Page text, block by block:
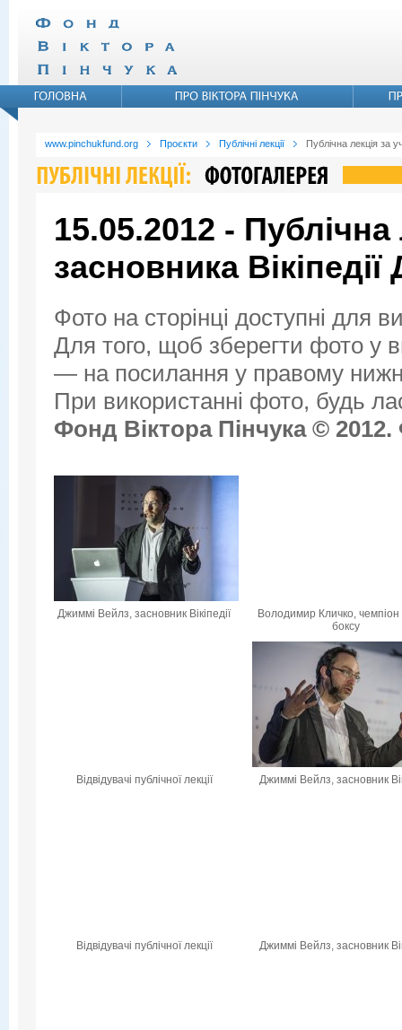
www.pinchukfund.org Проєкти Публічні лекції Публічна лекція за
15.05.2012 - Публічна
засновника
Фото на сторінці доступні для
Для того, щоб зберегти фото у
— на посилання у правому
При використанні фото, будь
Фонд Віктора Пінчука ©
Джиммі Вейлз, засновник Вікіпедії
Володимир Кличко, чемпіон
боксу
Відвідувачі публічної лекції Джиммі Вейлз, засновник
Відвідувачі публічної лекції Джиммі Вейлз, засновник